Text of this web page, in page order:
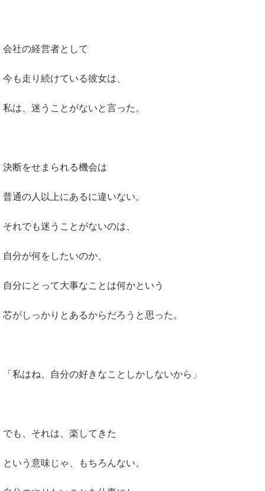
会社の経営者として
今も走り続けている彼女は、
私は、迷うことがないと言った。
決断をせまられる機会は
普通の人以上にあるに違いない。
それでも迷うことがないのは、
自分が何をしたいのか、
自分にとって大事なことは何かという
芯がしっかりとあるからだろうと思った。
「私はね、自分の好きなことしかしないから」
でも、それは、楽してきた
という意味じゃ、もちろんない。